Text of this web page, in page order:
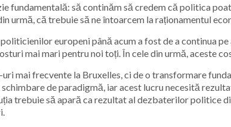
fundamentală: să continăm să credem că politica
urmă, că trebuie să ne întoarcem la raționamentul
europeni până acum a fost de a continua
mai mari pentru noi toți. În cele din urmă, aceste
uri mai frecvente la Bruxelles, ci de o transformare
de paradigmă, iar acest lucru necesită
trebuie să apară ca rezultat al dezbaterilor politice